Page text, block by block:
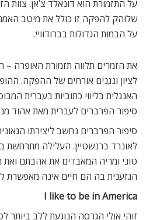
על התזמורת הוא דונאלד צ’אן. צוות
שלוהק להפקה זו כולל את מיטב
על הבמות הגדולות בברודוויי.
את הזמרים תלווה תזמורת האופרה –
לציון ונגנים אורחים של ההפקה.
האנגלית בליווי כתוביות בעברית
סיפור הפרברים לעברית מאת אהוד
סיפור הפרברים נחשב ליצירתו
לאונרד ברנשטיין. העלילה מתרחשת
טוני ומריה המאבדים את אהבתם
הגזענית בה הם חיים אינה מאפשרת
I like to be in America
זוהי אולי הגרסה הנוגעת ללב